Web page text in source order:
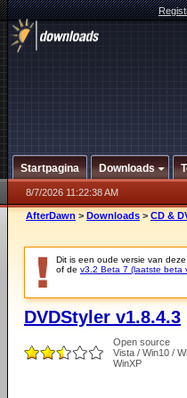
Startpagina Downloads
8/7/2026 11:22:38 AM
AfterDawn > Downloads > CD &
Dit is een oude versie van
of de v3.2 Beta 7 (laatste beta
DVDStyler v1.8.4.3
Open source
Vista / Win10 /
WinXP